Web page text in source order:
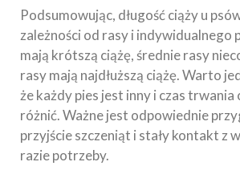
Podsumowując, długość ciąży u
zależności od rasy i indywidualnego
mają krótszą ciążę, średnie rasy
rasy mają najdłuższą ciążę. Warto
że każdy pies jest inny i czas trwania
różnić. Ważne jest odpowiednie
przyjście szczeniąt i stały kontakt z
razie potrzeby.